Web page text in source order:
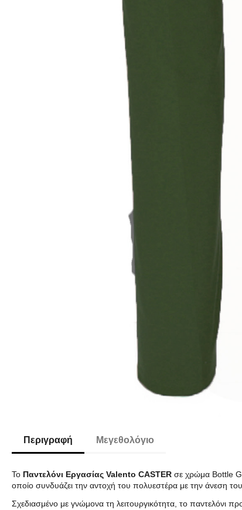
Περιγραφή Μεγεθολόγιο
Το Παντελόνι Εργασίας Valento CASTER σε χρώμα Bottle
οποίο συνδυάζει την αντοχή του πολυεστέρα με την άνεση
Σχεδιασμένο με γνώμονα τη λειτουργικότητα, το παντελόνι